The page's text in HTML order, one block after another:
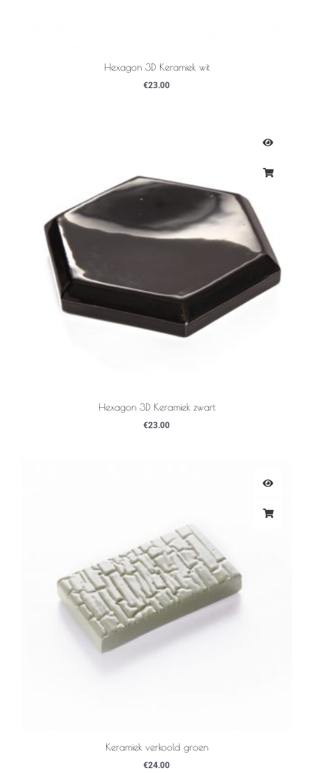
Hexagon 3D Keramiek wit
€23.00
Hexagon 3D Keramiek zwart
€23.00
Keramiek verkoold groen
€24.00